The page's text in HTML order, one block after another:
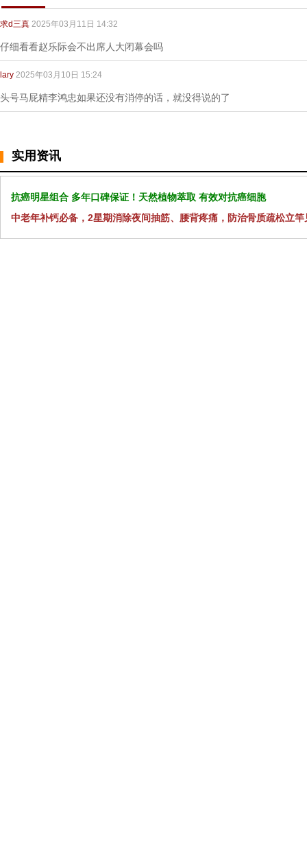
求d三真 2025年03月11日 14:32
仔细看看赵乐际会不出席人大闭幕会吗
lary 2025年03月10日 15:24
头号马屁精李鸿忠如果还没有消停的话，就没得说的了
实用资讯
抗癌明星组合 多年口碑保证！天然植物萃取 有效对抗癌细胞
中老年补钙必备，2星期消除夜间抽筋、腰背疼痛，防治骨质疏松立竿